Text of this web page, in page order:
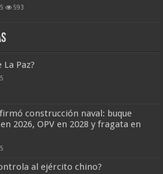
593
La Paz?
construcción naval: buque
2026, OPV en 2028 y fragata en
al ejército chino?